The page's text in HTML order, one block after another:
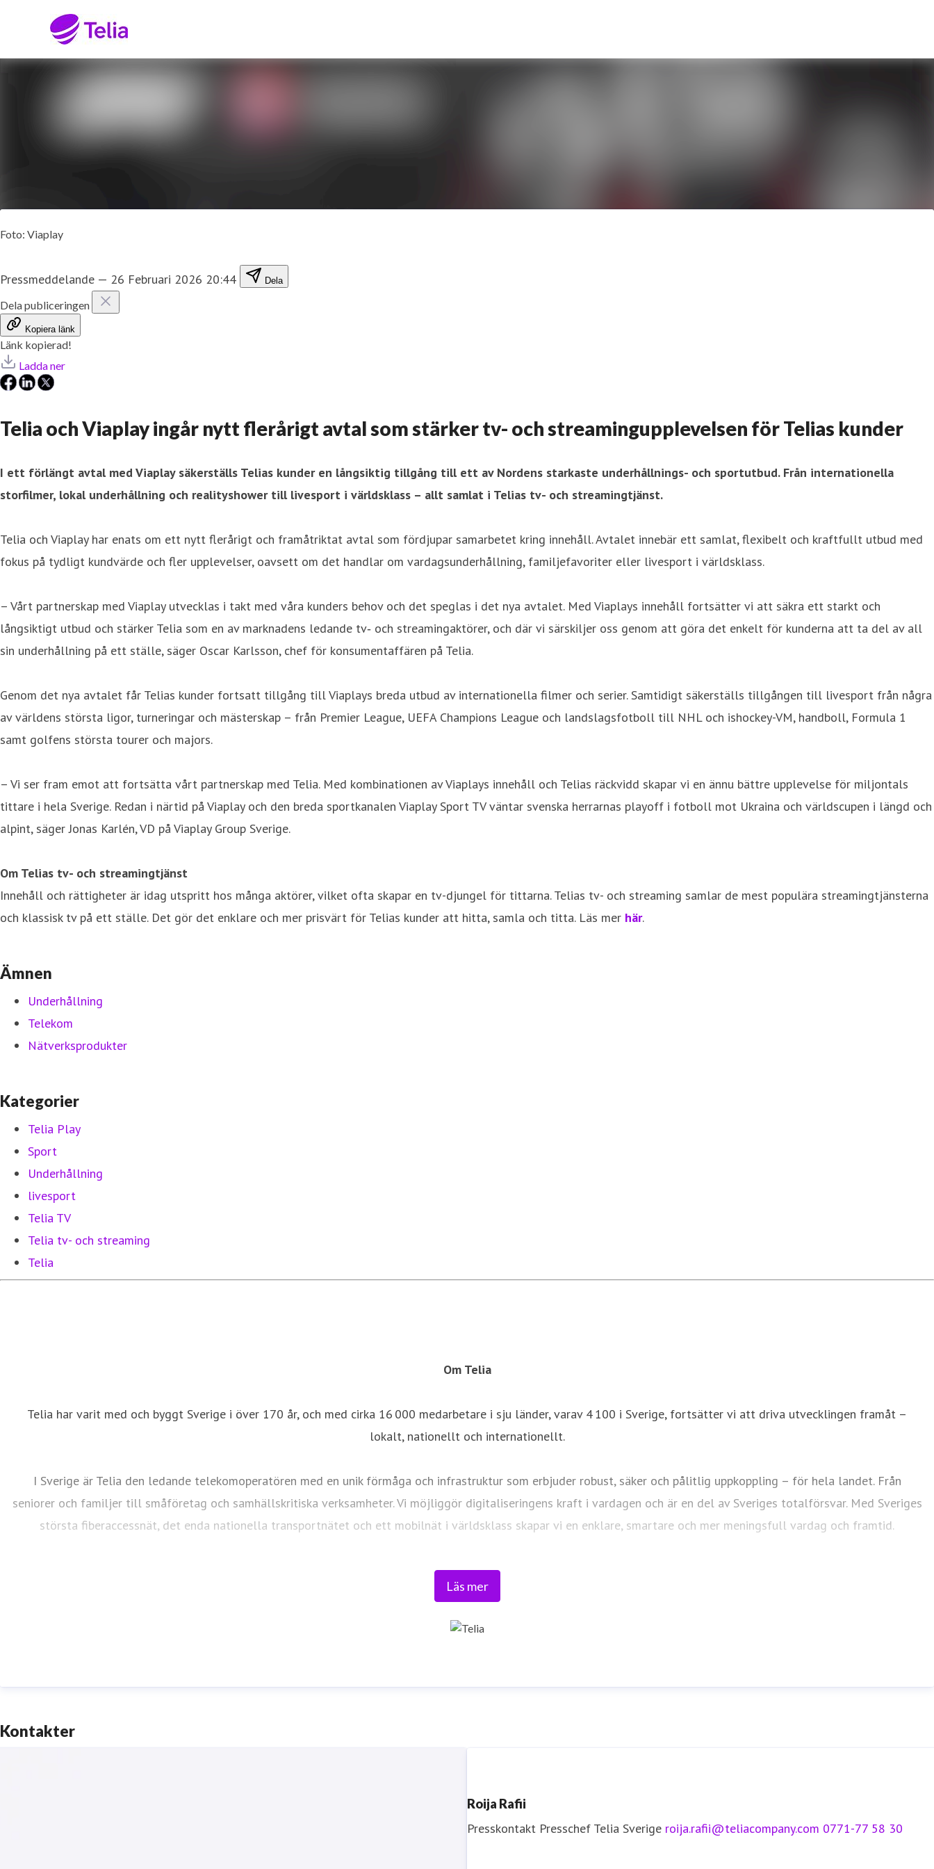
Nyhetsarkiv
Mediearkiv
Foto: Viaplay
Pressmeddelande — 26 Februari 2026 20:44 Dela
Dela publiceringen
Kopiera länk
Länk kopierad!
Ladda ner
Telia och Viaplay ingår nytt flerårigt avtal som stärker tv- och streamingupplevelsen för Telias kunder
I ett förlängt avtal med Viaplay säkerställs Telias kunder en långsiktig tillgång till ett av Nordens starkaste underhållnings- och sportutbud. Från internationella
storfilmer, lokal underhållning och realityshower till livesport i världsklass – allt samlat i Telias tv- och streamingtjänst.
Telia och Viaplay har enats om ett nytt flerårigt och framåtriktat avtal som fördjupar samarbetet kring innehåll. Avtalet innebär ett samlat, flexibelt och kraftfullt utbud med
fokus på tydligt kundvärde och fler upplevelser, oavsett om det handlar om vardagsunderhållning, familjefavoriter eller livesport i världsklass.
– Vårt partnerskap med Viaplay utvecklas i takt med våra kunders behov och det speglas i det nya avtalet. Med Viaplays innehåll fortsätter vi att säkra ett starkt och
långsiktigt utbud och stärker Telia som en av marknadens ledande tv‑ och streamingaktörer, och där vi särskiljer oss genom att göra det enkelt för kunderna att ta del av all
sin underhållning på ett ställe, säger Oscar Karlsson, chef för konsumentaffären på Telia.
Genom det nya avtalet får Telias kunder fortsatt tillgång till Viaplays breda utbud av internationella filmer och serier. Samtidigt säkerställs tillgången till livesport från några
av världens största ligor, turneringar och mästerskap – från Premier League, UEFA Champions League och landslagsfotboll till NHL och ishockey-VM, handboll, Formula 1
samt golfens största tourer och majors.
– Vi ser fram emot att fortsätta vårt partnerskap med Telia. Med kombinationen av Viaplays innehåll och Telias räckvidd skapar vi en ännu bättre upplevelse för miljontals
tittare i hela Sverige. Redan i närtid på Viaplay och den breda sportkanalen Viaplay Sport TV väntar svenska herrarnas playoff i fotboll mot Ukraina och världscupen i längd och
alpint, säger Jonas Karlén, VD på Viaplay Group Sverige.
Om Telias tv- och streamingtjänst
Innehåll och rättigheter är idag utspritt hos många aktörer, vilket ofta skapar en tv-djungel för tittarna. Telias tv- och streaming samlar de mest populära streamingtjänsterna
och klassisk tv på ett ställe. Det gör det enklare och mer prisvärt för Telias kunder att hitta, samla och titta. Läs mer här.
Ämnen
Underhållning
Telekom
Nätverksprodukter
Kategorier
Telia Play
Sport
Underhållning
livesport
Telia TV
Telia tv- och streaming
Telia
Om Telia
Telia har varit med och byggt Sverige i över 170 år, och med cirka 16 000 medarbetare i sju länder, varav 4 100 i Sverige, fortsätter vi att driva utvecklingen framåt –
lokalt, nationellt och internationellt.
I Sverige är Telia den ledande telekomoperatören med en unik förmåga och infrastruktur som erbjuder robust, säker och pålitlig uppkoppling – för hela landet. Från
seniorer och familjer till småföretag och samhällskritiska verksamheter. Vi möjliggör digitaliseringens kraft i vardagen och är en del av Sveriges totalförsvar. Med Sveriges
största fiberaccessnät, det enda nationella transportnätet och ett mobilnät i världsklass skapar vi en enklare, smartare och mer meningsfull vardag och framtid.
Tryggt, hållbart och säkert. Det är Telia.
Läs mer
Kontakter
Roija Rafii
Presskontakt Presschef Telia Sverige roija.rafii@teliacompany.com 0771-77 58 30